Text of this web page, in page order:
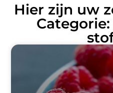
Hier zijn uw